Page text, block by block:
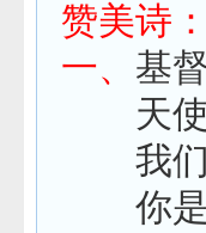
赞美诗：
一、 基
天使
我们
你是